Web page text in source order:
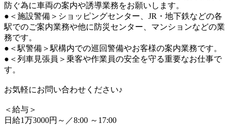
防ぐ為に車両の案内や誘導業務をお願いします。
●＜施設警備＞ショッピングセンター、JR・地下鉄などの各
駅でのご案内業務や他に防災センター、マンションなどの業
務です。
●＜駅警備＞駅構内での巡回警備やお客様の案内業務です。
●＜列車見張員＞乗客や作業員の安全を守る重要なお仕事で
す。
お気軽にお問い合わせください♪
＜給与＞
日給1万3000円～／8:00 ～17:00